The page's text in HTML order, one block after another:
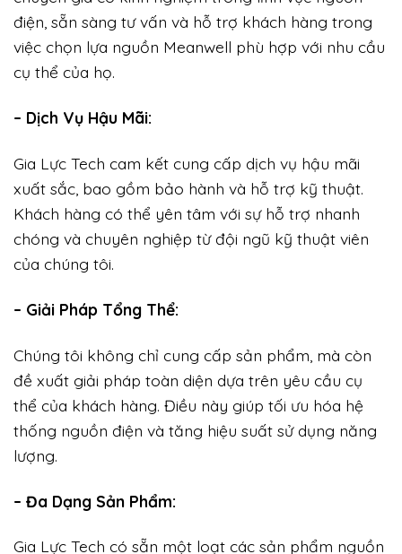
điện, sẵn sàng tư vấn và hỗ trợ khách hàng trong
việc chọn lựa nguồn Meanwell phù hợp với nhu cầu
cụ thể của họ.
– Dịch Vụ Hậu Mãi:
Gia Lực Tech cam kết cung cấp dịch vụ hậu mãi
xuất sắc, bao gồm bảo hành và hỗ trợ kỹ thuật.
Khách hàng có thể yên tâm với sự hỗ trợ nhanh
chóng và chuyên nghiệp từ đội ngũ kỹ thuật viên
của chúng tôi.
– Giải Pháp Tổng Thể:
Chúng tôi không chỉ cung cấp sản phẩm, mà còn
đề xuất giải pháp toàn diện dựa trên yêu cầu cụ
thể của khách hàng. Điều này giúp tối ưu hóa hệ
thống nguồn điện và tăng hiệu suất sử dụng năng
lượng.
– Đa Dạng Sản Phẩm:
Gia Lực Tech có sẵn một loạt các sản phẩm nguồn